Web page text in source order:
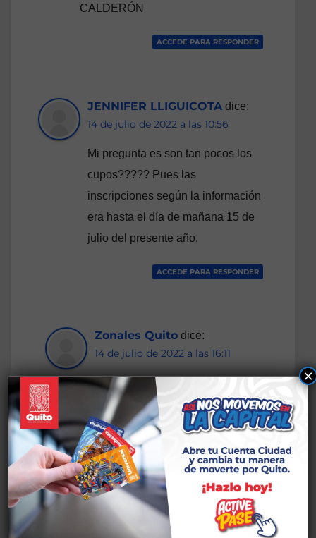
CALDERÓN
ACCEDE PARA RESPONDER
JENNIFER LLIGUICOTA dice:
14 de julio de 2022 a las 10:56
Mi pregunta es son tan pocos los
cupos????? Pues las
inscripciones según la información
era hasta el día de mañana 15 de
julio del presente año.
ACCEDE PARA RESPONDER
Zonales Quito dice:
14 de julio de 2022 a las 16:11
Estimada Jennifer
Como se difundió en redes
sociales la Administración Zonal
Calderón habían 1.400 cupos de
11.500 en todo el Distrito
Metropolitano de Quito, sin
embargo ya se agotaron
agradecemos mucho su
×